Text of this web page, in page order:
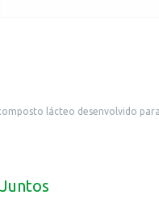
lácteo desenvolvido